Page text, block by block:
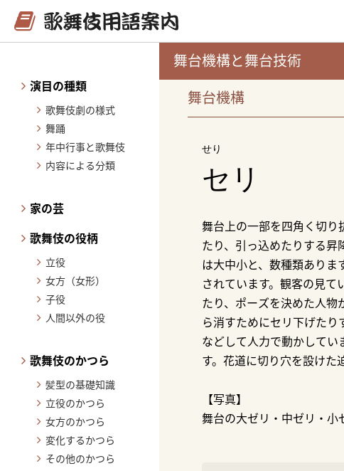
演目の種類
歌舞伎劇の様式
舞踊
年中行事と歌舞伎
内容による分類
家の芸
歌舞伎の役柄
立役
女方（女形）
子役
人間以外の役
歌舞伎のかつら
髪型の基礎知識
立役のかつら
女方のかつら
変化するかつら
その他のかつら
舞台機構と舞台技術
舞台機構
せり
セリ
舞台上の一部を四角く切り
たり、引っ込めたりする昇
は大中小と、数種類ありま
されています。観客の見て
たり、ポーズを決めた人物
ら消すためにセリ下げたり
などして人力で動かしてい
す。花道に切り穴を設けた
【写真】
舞台の大ゼリ・中ゼリ・小